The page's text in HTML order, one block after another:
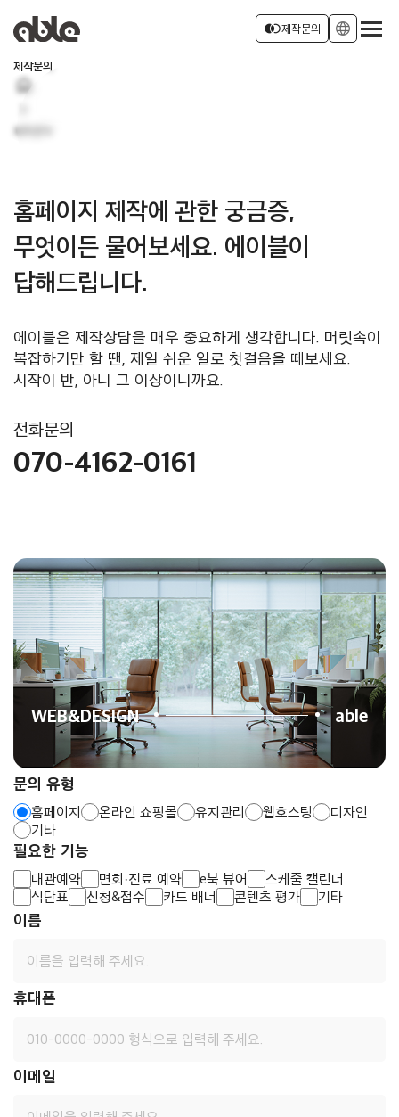
join_left제작문의 language
제작문의
home
제작문의
홈페이지 제작에 관한 궁금증,
무엇이든 물어보세요. 에이블이
답해드립니다.
에이블은 제작상담을 매우 중요하게 생각합니다. 머릿속이
복잡하기만 할 땐, 제일 쉬운 일로 첫걸음을 떼보세요.
시작이 반, 아니 그 이상이니까요.
전화문의
070-4162-0161
WEB&DESIGN able
문의 유형
홈페이지 온라인 쇼핑몰 유지관리 웹호스팅
디자인
기타
필요한 기능
대관예약 면회·진료 예약 e북 뷰어
스케줄 캘린더
식단표
신청&접수 카드 배너 콘텐츠 평가 기타
이름
휴대폰
이메일